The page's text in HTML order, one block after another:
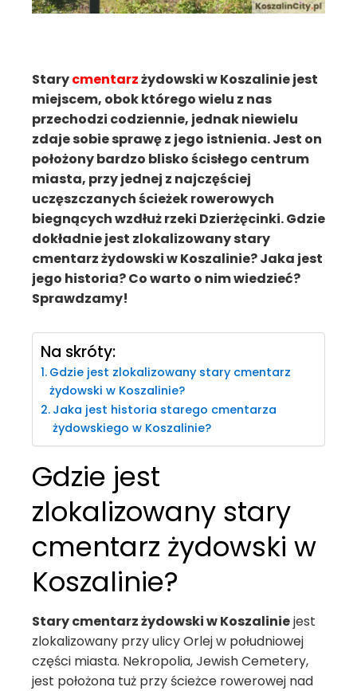
Starycmentarzżydowski w Koszalinie jest
miejscem, obok którego wielu z nas
przechodzi codziennie, jednak niewielu
zdaje sobie sprawę z jego istnienia. Jest on
położony bardzo blisko ścisłego centrum
miasta, przy jednej z najczęściej
uczęszczanych ścieżek rowerowych
biegnących wzdłuż rzeki Dzierżęcinki. Gdzie
dokładnie jest zlokalizowany stary
cmentarz żydowski w Koszalinie? Jaka jest
jego historia? Co warto o nim wiedzieć?
Sprawdzamy!
Na skróty:
Gdzie jest zlokalizowany stary cmentarz
żydowski w Koszalinie?
Jaka jest historia starego cmentarza
żydowskiego w Koszalinie?
Gdzie jest
zlokalizowany stary
cmentarz żydowski w
Koszalinie?
Stary cmentarz żydowski w Koszaliniejest
zlokalizowany przy ulicy Orlej w południowej
części miasta. Nekropolia, Jewish Cemetery,
jest położona tuż przy ścieżce rowerowej nad